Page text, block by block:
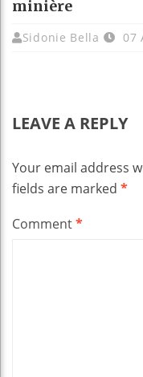
minière
Sidonie Bella 07
LEAVE A REPLY
Your email address
fields are marked *
Comment*